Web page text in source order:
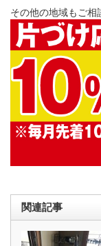
その他の地域もご相
関連記事